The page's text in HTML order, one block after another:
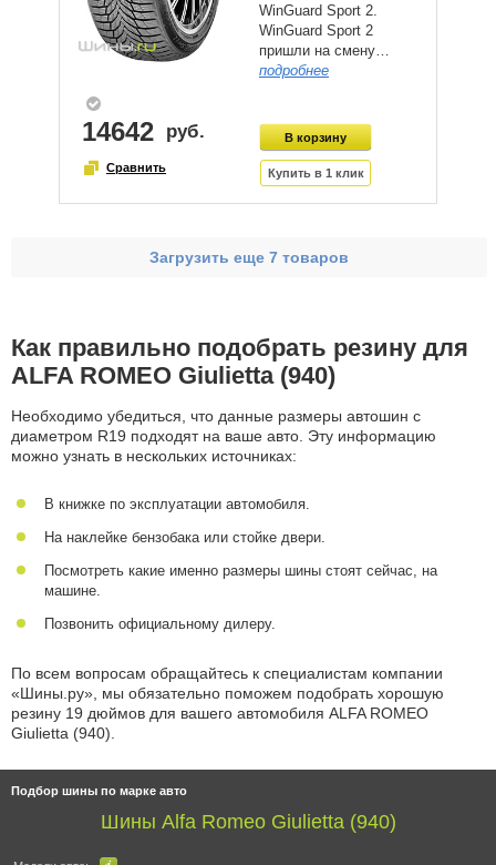
Подбор шины по марке авто
Шины Alfa Romeo Giulietta (940)
WinGuard Sport 2.
WinGuard Sport 2
пришли на смену…
подробнее
14642
Загрузить еще 7 товаров
Как правильно подобрать резину для
ALFA ROMEO Giulietta (940)
Необходимо убедиться, что данные размеры автошин с
диаметром R19 подходят на ваше авто. Эту информацию
можно узнать в нескольких источниках:
В книжке по эксплуатации автомобиля.
На наклейке бензобака или стойке двери.
Посмотреть какие именно размеры шины стоят сейчас, на
машине.
Позвонить официальному дилеру.
По всем вопросам обращайтесь к специалистам компании
«Шины.ру», мы обязательно поможем подобрать хорошую
резину 19 дюймов для вашего автомобиля ALFA ROMEO
Giulietta (940).